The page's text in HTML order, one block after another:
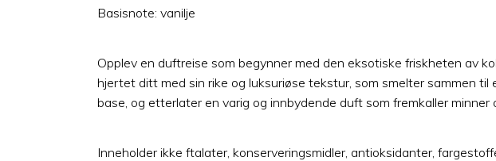
Basisnote: vanilje
Opplev en duftreise som begynner med den eksotiske friskheten av
hjertet ditt med sin rike og luksuriøse tekstur, som smelter sammen
base, og etterlater en varig og innbydende duft som fremkaller
Inneholder ikke ftalater, konserveringsmidler, antioksidanter,